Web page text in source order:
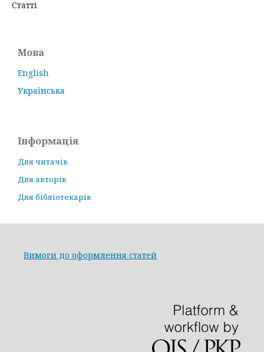
Статті
Мова
English
Українська
Інформація
Для читачів
Для авторів
Для бібліотекарів
Вимоги до оформлення статей